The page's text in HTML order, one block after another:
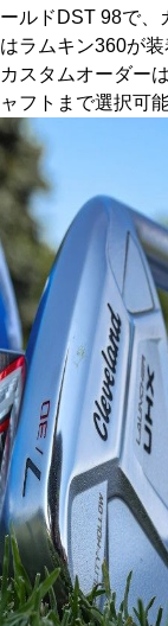
ールドDST 98で、
はラムキン360が
カスタムオーダー
ャフトまで選択可能